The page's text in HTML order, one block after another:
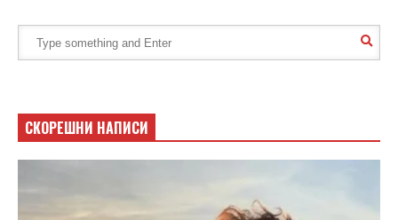
СКОРЕШНИ НАПИСИ